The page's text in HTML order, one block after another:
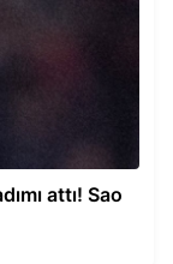
attı! Sao